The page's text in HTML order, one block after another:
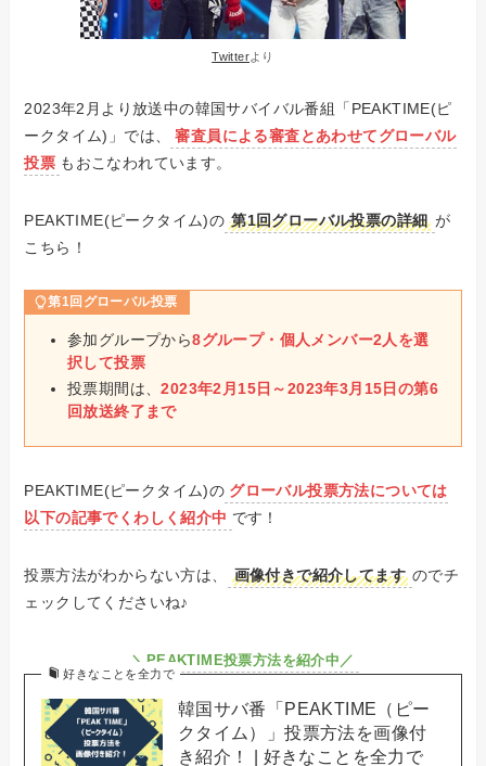
Twitterより
2023年2月より放送中の韓国サバイバル番組「PEAKTIME(ピ
ークタイム)」では、
審査員による審査とあわせてグローバル
投票 もおこなわれています。
PEAKTIME(ピークタイム)の 第1回グローバル投票の詳細 が
こちら！
第1回グローバル投票
参加グループから8グループ・個人メンバー2人を選
択して投票
投票期間は、2023年2月15日～2023年3月15日の第6
回放送終了まで
PEAKTIME(ピークタイム)の グローバル投票方法については
以下の記事でくわしく紹介中 です！
投票方法がわからない方は、 画像付きで紹介してます のでチ
ェックしてくださいね♪
＼PEAKTIME投票方法を紹介中／
好きなことを全力で
韓国サバ番「PEAKTIME（ピー
クタイム）」投票方法を画像付
き紹介！ | 好きなことを全力で